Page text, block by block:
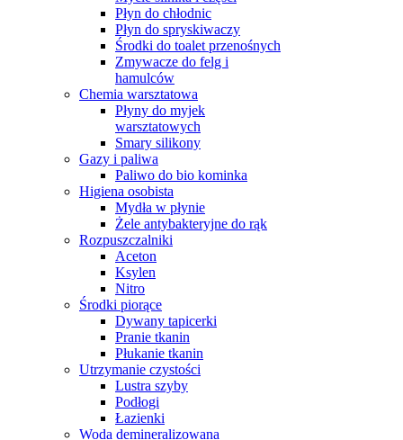
Płyn do chłodnic
Płyn do spryskiwaczy
Środki do toalet przenośnych
Zmywacze do felg i
hamulców
Chemia warsztatowa
Płyny do myjek
warsztatowych
Smary silikony
Gazy i paliwa
Paliwo do bio kominka
Higiena osobista
Mydła w płynie
Żele antybakteryjne do rąk
Rozpuszczalniki
Aceton
Ksylen
Nitro
Środki piorące
Dywany tapicerki
Pranie tkanin
Płukanie tkanin
Utrzymanie czystości
Lustra szyby
Podłogi
Łazienki
Woda demineralizowana